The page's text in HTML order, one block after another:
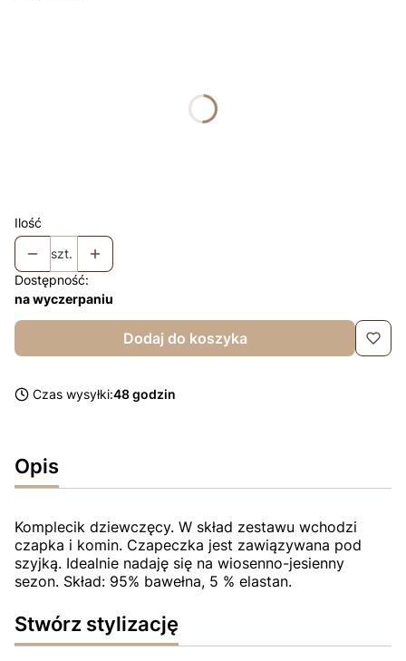
Ilość
szt.
Dostępność:
na wyczerpaniu
Dodaj do koszyka
Czas wysyłki:48 godzin
Opis
Komplecik dziewczęcy. W skład zestawu wchodzi
czapka i komin. Czapeczka jest zawiązywana pod
szyjką. Idealnie nadaję się na wiosenno-jesienny
sezon. Skład: 95% bawełna, 5 % elastan.
Stwórz stylizację